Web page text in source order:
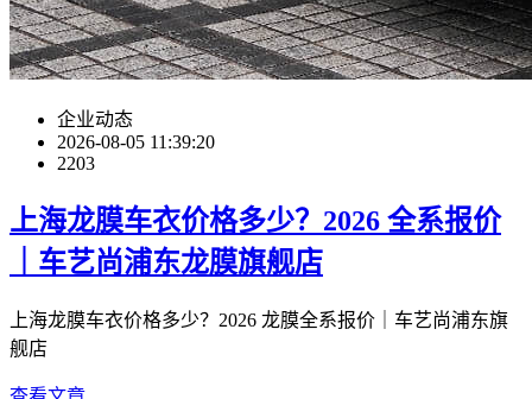
企业动态
2026-08-05 11:39:20
2203
上海龙膜车衣价格多少？2026 全系报价
｜车艺尚浦东龙膜旗舰店
上海龙膜车衣价格多少？2026 龙膜全系报价｜车艺尚浦东旗
舰店